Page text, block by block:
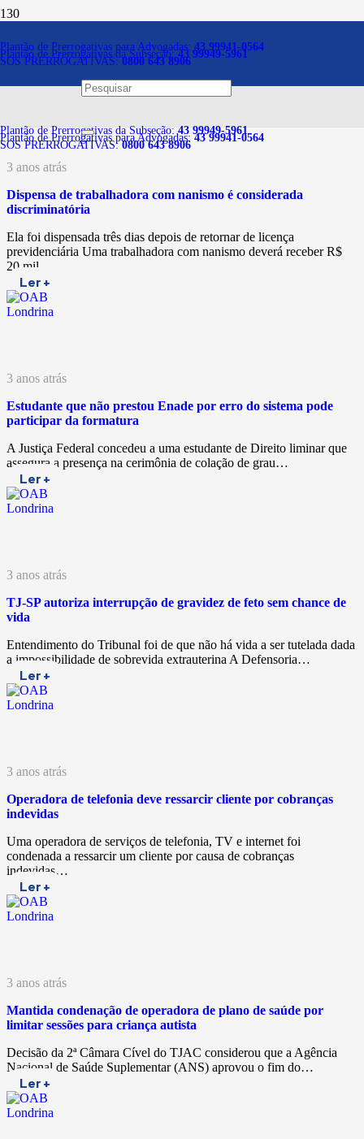
Plantão de Prerrogativas para Advogadas: 43 99941-0564
Plantão de Prerrogativas da Subseção:43 99949-5961
SOS PRERROGATIVAS:0800 643 8906
Plantão de Prerrogativas da Subseção:43 99949-5961
Plantão de Prerrogativas para Advogadas:43 99941-0564
SOS PRERROGATIVAS:0800 643 8906
Notícias
3 anos atrás
Dispensa de trabalhadora com nanismo é considerada
discriminatória
Ela foi dispensada três dias depois de retornar de licença
previdenciária Uma trabalhadora com nanismo deverá receber R$
20 mil…
Ler +
3 anos atrás
Estudante que não prestou Enade por erro do sistema pode
participar da formatura
A Justiça Federal concedeu a uma estudante de Direito liminar que
assegura a presença na cerimônia de colação de grau…
Ler +
3 anos atrás
TJ-SP autoriza interrupção de gravidez de feto sem chance de
vida
Entendimento do Tribunal foi de que não há vida a ser tutelada dada
a impossibilidade de sobrevida extrauterina A Defensoria…
Ler +
3 anos atrás
Operadora de telefonia deve ressarcir cliente por cobranças
indevidas
Uma operadora de serviços de telefonia, TV e internet foi
condenada a ressarcir um cliente por causa de cobranças
indevidas…
Ler +
3 anos atrás
Mantida condenação de operadora de plano de saúde por
limitar sessões para criança autista
Decisão da 2ª Câmara Cível do TJAC considerou que a Agência
Nacional de Saúde Suplementar (ANS) aprovou o fim do…
Ler +